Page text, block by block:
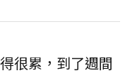
很累，到了週間